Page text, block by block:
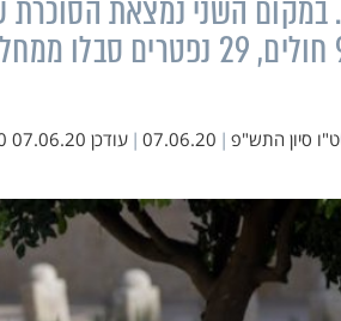
ט"ו סיון התש"פ |
07.06.20
| עודכן 07.06.20 17:10